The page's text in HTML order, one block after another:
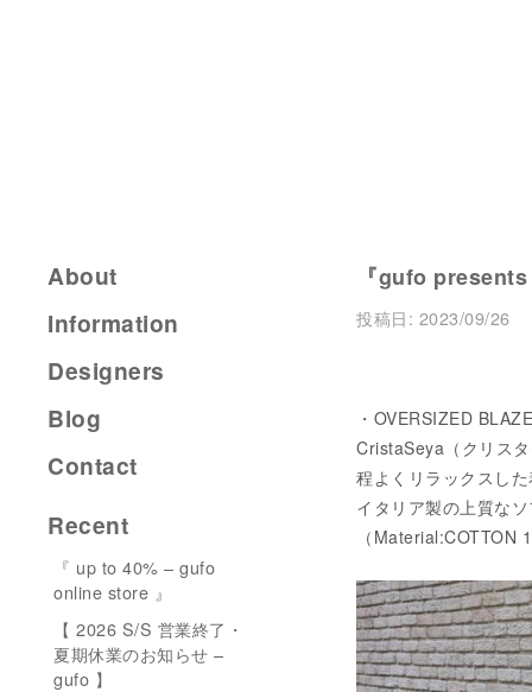
『gufo
投稿日: 2023/09/26
・OVERSIZED
CristaSeya（クリス
程よくリラックスし
イタリア製の上質な
（Material:COTTON
About
Information
Designers
Blog
Contact
Recent
『 up to 40% – gufo
online store 』
【 2026 S/S 営業終了・
夏期休業のお知らせ –
gufo 】